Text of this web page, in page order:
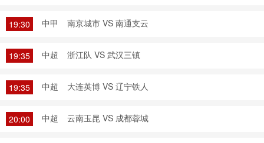
19:30 中甲 南京城市 VS 南通支云
19:35 中超 浙江队 VS 武汉三镇
19:35 中超 大连英博 VS 辽宁铁人
20:00 中超 云南玉昆 VS 成都蓉城